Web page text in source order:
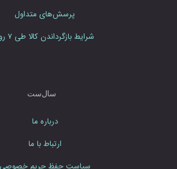
د
پرسش‌های متداول
شرایط بازگرداندن کالا طی ۷ روز
سال‌ست
درباره ما
ارتباط با ما